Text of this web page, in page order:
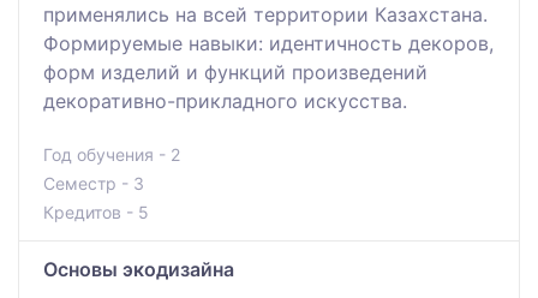
применялись на всей территории Казахстана.
Формируемые навыки: идентичность декоров,
форм изделий и функций произведений
декоративно-прикладного искусства.
Год обучения - 2
Семестр - 3
Кредитов - 5
Основы экодизайна